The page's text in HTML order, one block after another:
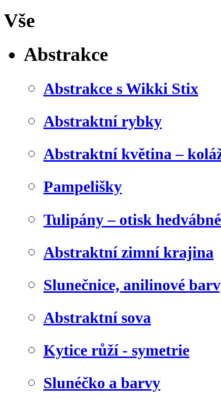
Vše
Abstrakce
Abstrakce s Wikki Stix
Abstraktní rybky
Abstraktní květina –
Pampelišky
Tulipány – otisk
Abstraktní zimní krajina
Slunečnice, anilinové
Abstraktní sova
Kytice růží - symetrie
Slunéčko a barvy